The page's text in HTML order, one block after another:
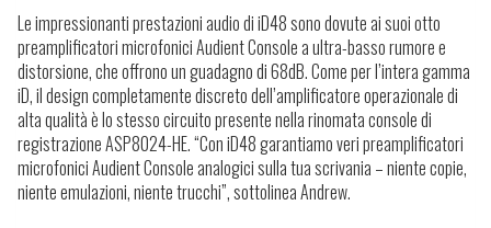
Le impressionanti prestazioni audio di iD48 sono dovute ai suoi otto
preamplificatori microfonici Audient Console a ultra-basso rumore e
distorsione, che offrono un guadagno di 68dB. Come per l’intera gamma
iD, il design completamente discreto dell’amplificatore operazionale di
alta qualità è lo stesso circuito presente nella rinomata console di
registrazione ASP8024-HE. “Con iD48 garantiamo veri preamplificatori
microfonici Audient Console analogici sulla tua scrivania – niente copie,
niente emulazioni, niente trucchi”, sottolinea Andrew.